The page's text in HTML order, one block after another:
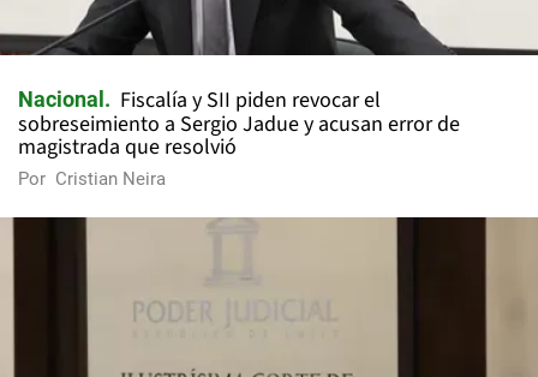
Nacional
Fiscalía y SII piden revocar el
sobreseimiento a Sergio Jadue y acusan error de
magistrada que resolvió
Por Cristian Neira